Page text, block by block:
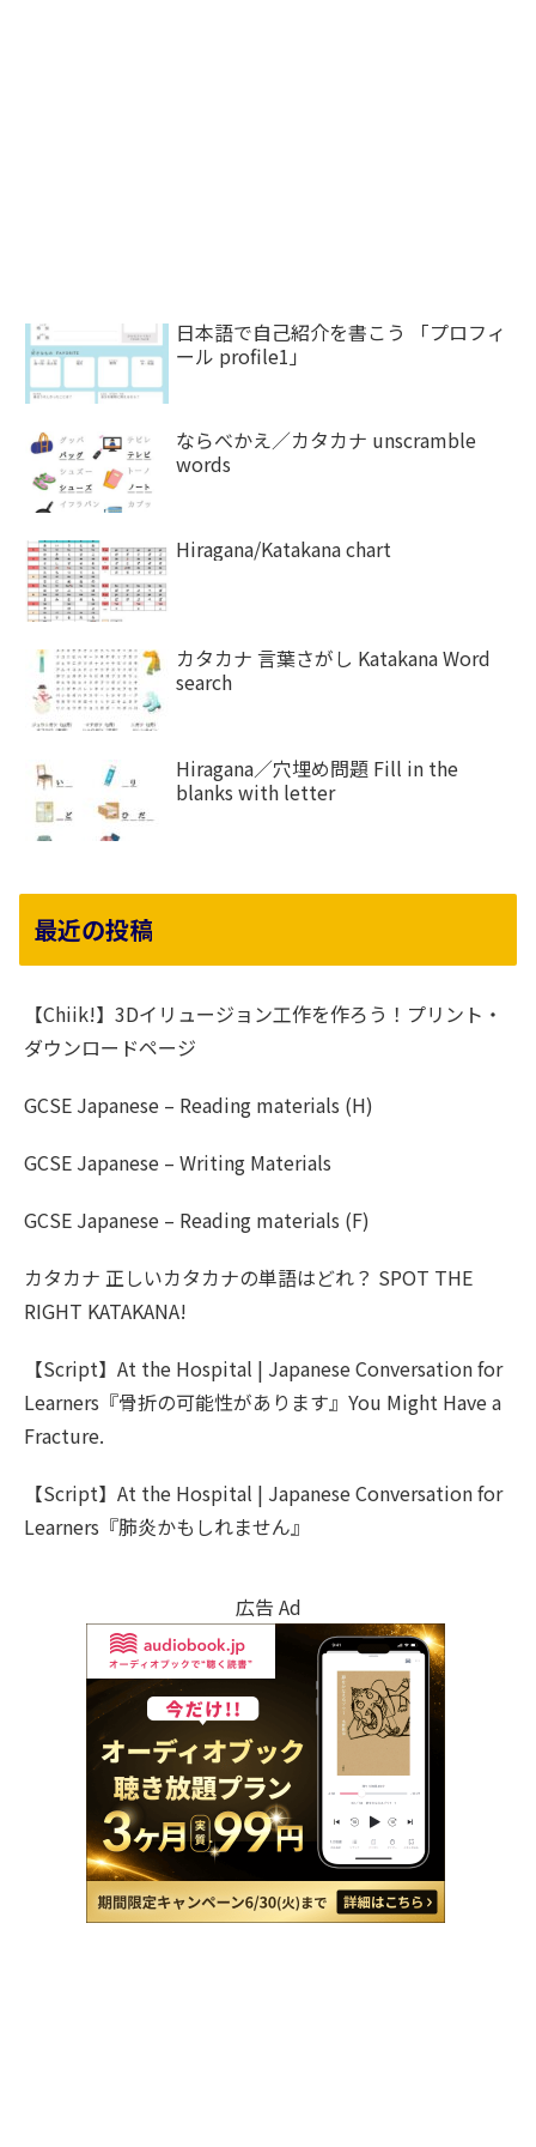
日本語で自己紹介を書こう 「プロフィ
ール profile1」
ならべかえ／カタカナ unscramble
words
Hiragana/Katakana chart
カタカナ 言葉さがし Katakana Word
search
Hiragana／穴埋め問題 Fill in the
blanks with letter
最近の投稿
【Chiik!】3Dイリュージョン工作を作ろう！プリント・
ダウンロードページ
GCSE Japanese – Reading materials (H)
GCSE Japanese – Writing Materials
GCSE Japanese – Reading materials (F)
カタカナ 正しいカタカナの単語はどれ？ SPOT THE
RIGHT KATAKANA!
【Script】At the Hospital | Japanese Conversation for
Learners『骨折の可能性があります』You Might Have a
Fracture.
【Script】At the Hospital | Japanese Conversation for
Learners『肺炎かもしれません』
広告 Ad